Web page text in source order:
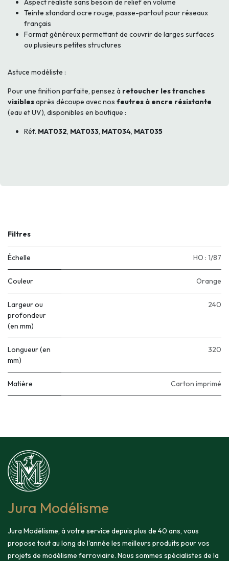
Aspect réaliste sans besoin de relief en volume
Teinte standard ocre rouge, passe-partout pour réseaux
français
Format généreux permettant de couvrir de larges surfaces
ou plusieurs petites structures
Astuce modéliste :
Pour une finition parfaite, pensez à retoucher les tranches
visiblesaprès découpe avec nos feutres à encre résistante
(eau et UV), disponibles en boutique :
Réf. MAT032, MAT033, MAT034, MAT035
Filtres
Échelle HO : 1/87
Couleur Orange
Largeur ou
profondeur
(en mm)
240
Longueur (en
mm)
320
Matière Carton imprimé
Jura Modélisme
Jura Modélisme, à votre service depuis plus de 40 ans, vous
propose tout au long de l'année les meilleurs produits pour vos
projets de modélisme ferroviaire. Nous sommes spécialistes de la